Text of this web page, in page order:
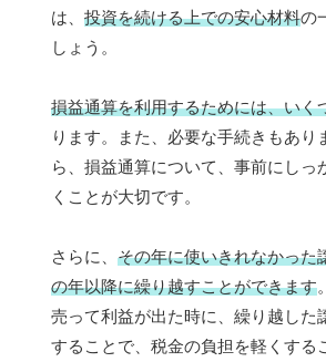
は、 投資を続ける上での安心材料の
しょう。
損益通算を利用するためには、いく
ります。また、必要な手続きもあり
ら、損益通算について、事前にしっ
くことが大切です。
さらに、 その年に使いきれなかった
の年以降に繰り越すことができます
売って利益が出た時に、繰り越した
することで、税金の負担を軽くする